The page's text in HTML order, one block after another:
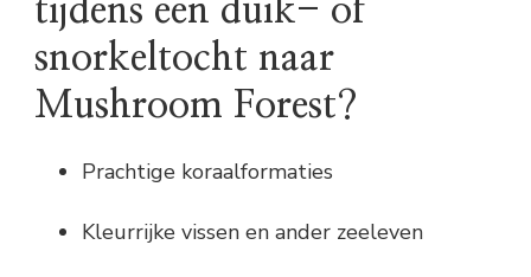
tijdens een duik- of
snorkeltocht naar
Mushroom Forest?
Prachtige koraalformaties
Kleurrijke vissen en ander zeeleven